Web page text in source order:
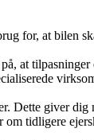
for, at bilen
at tilpasninger
Dette giver
tidligere